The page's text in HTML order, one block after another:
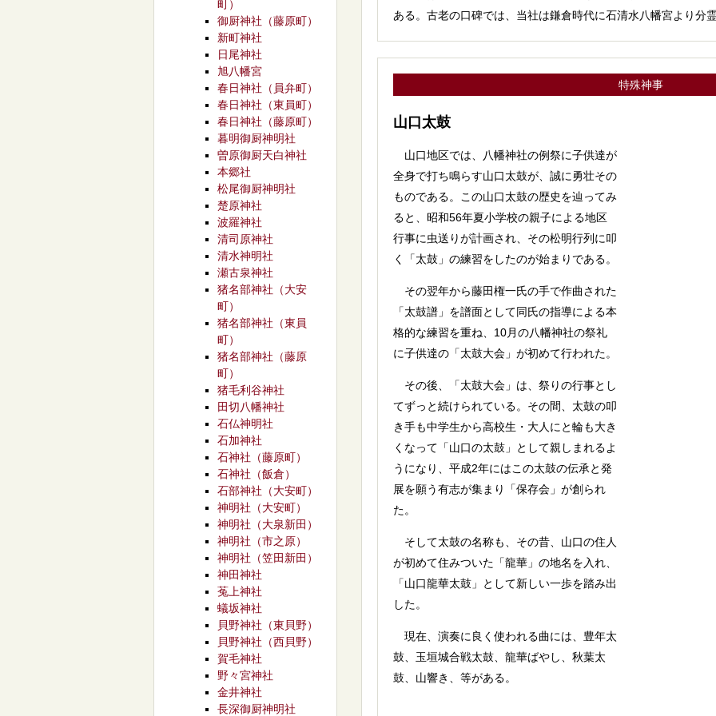
ある。古老の口碑では、当社は鎌倉時代に石清水八幡宮より分
特殊神事
山口太鼓
山口地区では、八幡神社の例祭に子供達が
全身で打ち鳴らす山口太鼓が、誠に勇壮その
ものである。この山口太鼓の歴史を辿ってみ
ると、昭和56年夏小学校の親子による地区
行事に虫送りが計画され、その松明行列に叩
く「太鼓」の練習をしたのが始まりである。
その翌年から藤田権一氏の手で作曲された
「太鼓譜」を譜面として同氏の指導による本
格的な練習を重ね、10月の八幡神社の祭礼
に子供達の「太鼓大会」が初めて行われた。
その後、「太鼓大会」は、祭りの行事とし
てずっと続けられている。その間、太鼓の叩
き手も中学生から高校生・大人にと輪も大き
くなって「山口の太鼓」として親しまれるよ
うになり、平成2年にはこの太鼓の伝承と発
展を願う有志が集まり「保存会」が創られ
た。
そして太鼓の名称も、その昔、山口の住人
が初めて住みついた「龍華」の地名を入れ、
「山口龍華太鼓」として新しい一歩を踏み出
した。
現在、演奏に良く使われる曲には、豊年太
鼓、玉垣城合戦太鼓、龍華ばやし、秋葉太
鼓、山響き、等がある。
町）
御厨神社（藤原町）
新町神社
日尾神社
旭八幡宮
春日神社（員弁町）
春日神社（東員町）
春日神社（藤原町）
暮明御厨神明社
曽原御厨天白神社
本郷社
松尾御厨神明社
楚原神社
波羅神社
清司原神社
清水神明社
瀬古泉神社
猪名部神社（大安
町）
猪名部神社（東員
町）
猪名部神社（藤原
町）
猪毛利谷神社
田切八幡神社
石仏神明社
石加神社
石神社（藤原町）
石神社（飯倉）
石部神社（大安町）
神明社（大安町）
神明社（大泉新田）
神明社（市之原）
神明社（笠田新田）
神田神社
菟上神社
蟻坂神社
貝野神社（東貝野）
貝野神社（西貝野）
賀毛神社
野々宮神社
金井神社
長深御厨神明社